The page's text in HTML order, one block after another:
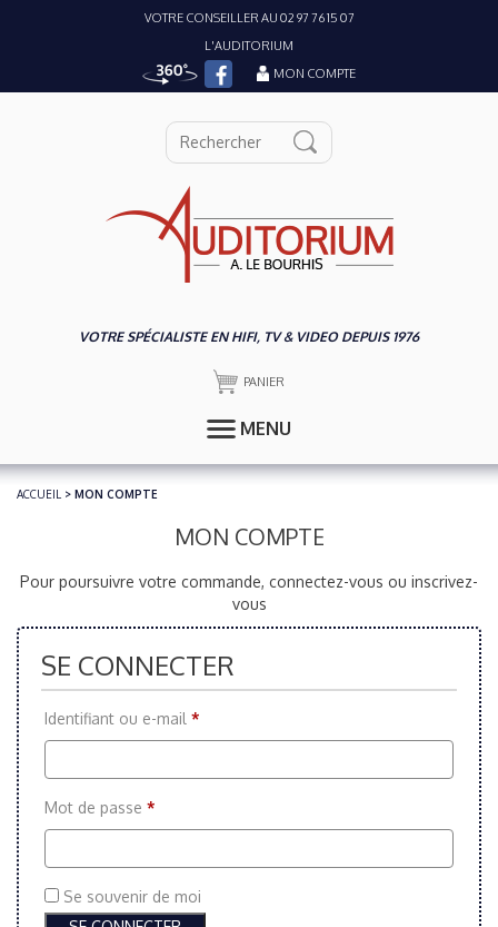
VOTRE CONSEILLER AU 02 97 76 15 07
L'AUDITORIUM
MON COMPTE
VOTRE SPÉCIALISTE EN HIFI, TV & VIDEO DEPUIS 1976
PANIER
MENU
ACCUEIL > MON COMPTE
MON COMPTE
Pour poursuivre votre commande, connectez-vous ou inscrivez-
vous
SE CONNECTER
Identifiant ou e-mail *
Mot de passe *
Se souvenir de moi